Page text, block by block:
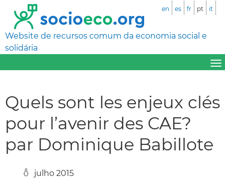
Website de recursos comum da economia social e
solidária
en es fr pt it
Quels sont les enjeux clés
pour l’avenir des CAE?
par Dominique Babillote
julho 2015